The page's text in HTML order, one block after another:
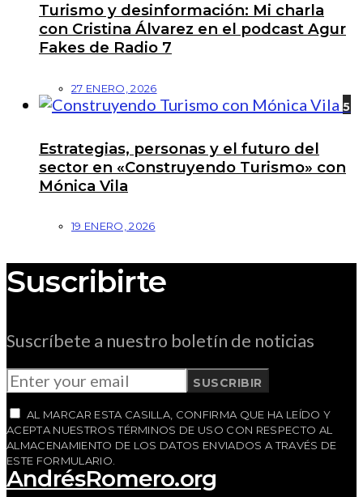
Turismo y desinformación: Mi charla
con Cristina Álvarez en el podcast Agur
Fakes de Radio 7
27 ENERO, 2026
5
Estrategias, personas y el futuro del
sector en «Construyendo Turismo» con
Mónica Vila
19 ENERO, 2026
Suscribirte
Suscríbete a nuestro boletín de noticias
SUSCRIBIR
AL MARCAR ESTA CASILLA, CONFIRMA QUE HA LEÍDO Y
ACEPTA NUESTROS TÉRMINOS DE USO CON RESPECTO AL
ALMACENAMIENTO DE LOS DATOS ENVIADOS A TRAVÉS DE
ESTE FORMULARIO.
AndrésRomero.org